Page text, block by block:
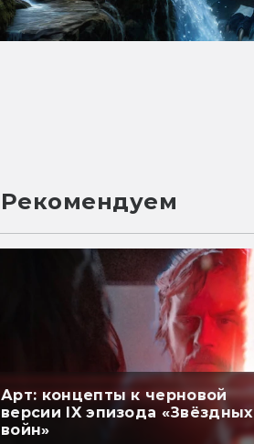
Рекомендуем
Арт: концепты к черновой
версии IX эпизода «Звёздных
войн»